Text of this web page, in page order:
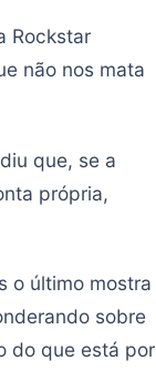
Rockstar
não nos mata
que, se a
própria,
o último mostra
sobre
do que está por